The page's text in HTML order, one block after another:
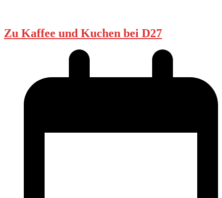
Zu Kaffee und Kuchen bei D27